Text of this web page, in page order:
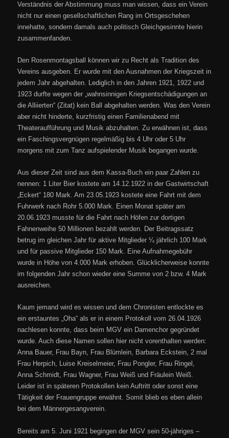
Verständnis der Abstimmung muss man wissen, dass ein Verein
nicht nur einen gesellschaftlichen Rang im Ortsgeschehen
innehatte, sondern damals auch politisch Gleichgesinnte hierin
zusammenfanden.
Den Rosenmontagsball können wir zu Recht als Tradition des
Vereins ausgeben. Er wurde mit den Ausnahmen der Kriegszeit in
jedem Jahr abgehalten. Lediglich in den Jahren 1921, 1922 und
1923 durfte wegen der „wahnsinnigen Kriegsentschädigungen an
die Alliierten“ (Zitat) kein Ball abgehalten werden. Was den Verein
aber nicht hinderte, kurzfristig einen Familienabend mit
Theateraufführung und Musik abzuhalten. Zu erwähnen ist, dass
ein Faschingsvergnügen regelmäßig bis 4 Uhr oder 5 Uhr
morgens mit zum Tanz aufspielender Musik begangen wurde.
Aus dieser Zeit sind aus dem Kassa-Buch ein paar Zahlen zu
nennen: 1 Liter Bier kostete am 14.12.1922 in der Gastwirtschaft
„Eckert“ 180 Mark. Am 23.05.1923 kostete eine Fahrt mit dem
Fuhrwerk nach Rohr 5.000 Mark. Einen Monat später am
20.06.1923 musste für die Fahrt nach Höfen zur dortigen
Fahnenweihe 50 Millionen bezahlt werden. Der Beitragssatz
betrug im gleichen Jahr für aktive Mitglieder ¼ jährlich 100 Mark
und für passive Mitglieder 150 Mark. Eine Aufnahmegebühr
wurde in Höhe von 4.000 Mark erhoben. Glücklicherweise konnte
im folgenden Jahr schon wieder eine Summe von 2 bzw. 4 Mark
ausreichen.
Kaum jemand wird es wissen und dem Chronisten entlockte es
ein erstauntes „Oha“ als er in einem Protokoll vom 26.04.1926
nachlesen konnte, dass beim MGV ein Damenchor gegründet
wurde. Auch diese Namen sollen hier nicht vorenthalten werden:
Anna Bauer, Frau Bayn, Frau Blümlein, Barbara Eckstein, 2 mal
Frau Herpich, Luise Kreiselmeier, Frau Pongler, Frau Ringel,
Anna Schmidt, Frau Wagner, Frau Weiß und Fräulein Weiß.
Leider ist in späteren Protokollen kein Auftritt oder sonst eine
Tätigkeit der Frauengruppe erwähnt. Somit blieb es eben allein
bei dem Männergesangverein.
Bereits am 5. Juni 1921 begingen der MGV sein 50-jähriges –